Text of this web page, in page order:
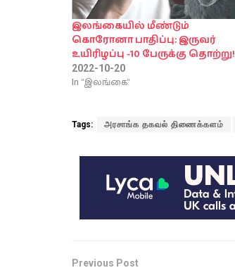
இலங்கையில் மீண்டும்
கொரோனா பாதிப்பு: இருவர்
உயிரிழப்பு -10 பேருக்கு தொற்று!
2022-10-20
In "இலங்கை"
Tags: அரசாங்க தகவல் திணைக்களம்
Previous Post